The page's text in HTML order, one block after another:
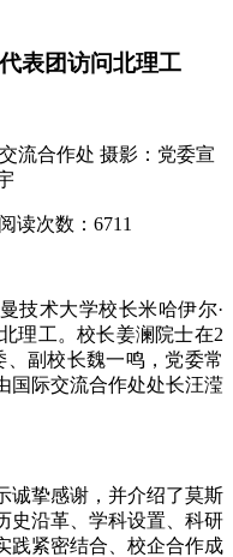
表团访问北理工
流合作处 摄影：党委宣
阅读次数： 6711
技术大学校长米哈伊尔·
理工。校长姜澜院士在2
副校长魏一鸣，党委常
国际交流合作处处长汪滢
诚挚感谢，并介绍了莫斯
史沿革、学科设置、科研
践紧密结合、校企合作成